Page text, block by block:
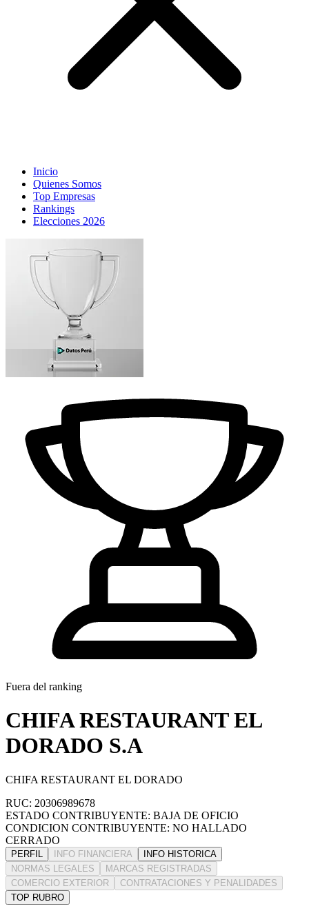
Inicio
Quienes Somos
Top Empresas
Rankings
Elecciones 2026
Fuera del ranking
CHIFA RESTAURANT EL
DORADO S.A
CHIFA RESTAURANT EL DORADO
RUC: 20306989678
ESTADO CONTRIBUYENTE: BAJA DE OFICIO
CONDICION CONTRIBUYENTE: NO HALLADO
CERRADO
PERFIL INFO FINANCIERA
INFO HISTORICA
NORMAS LEGALES
MARCAS REGISTRADAS
COMERCIO EXTERIOR
CONTRATACIONES Y PENALIDADES
TOP RUBRO